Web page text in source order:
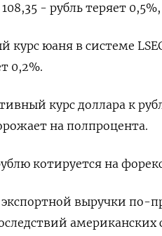
- рубль теряет
курс юаня в системе
0,2%.
курс доллара к
на полпроцента.
котируется на
выручки по-
американских